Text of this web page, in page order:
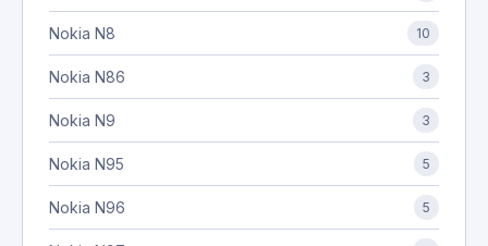
Nokia N8 10
Nokia N86 3
Nokia N9 3
Nokia N95 5
Nokia N96 5